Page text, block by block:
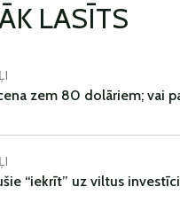
LASĪTS
zem 80 dolāriem; vai
“iekrīt” uz viltus